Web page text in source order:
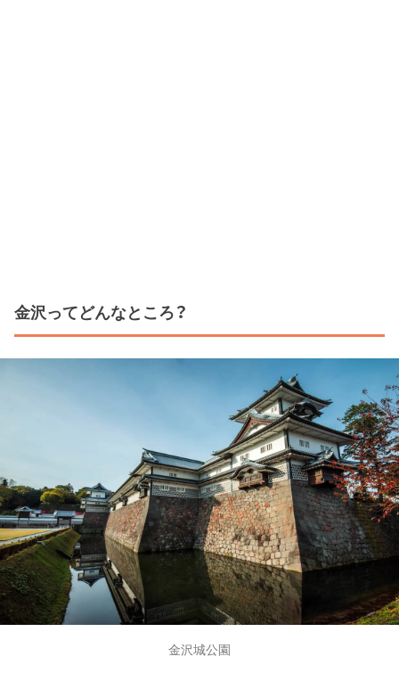
金沢ってどんなところ？
金沢城公園